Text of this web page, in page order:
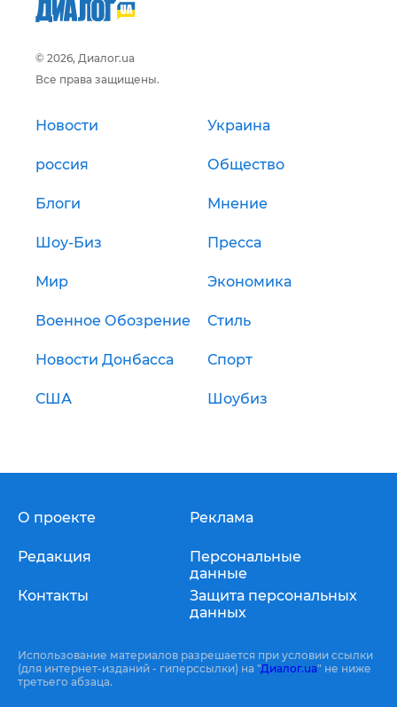
© 2026, Диалог.ua
Все права защищены.
Новости Украина
россия Общество
Блоги Мнение
Шоу-Биз Пресса
Мир Экономика
Военное Обозрение Стиль
Новости Донбасса Спорт
США Шоубиз
О проекте
Редакция
Контакты
Реклама
Персональные
данные
Защита персональных
данных
Использование материалов разрешается при условии ссылки
(для интернет-изданий - гиперссылки) на "Диалог.ua" не ниже
третьего абзаца.